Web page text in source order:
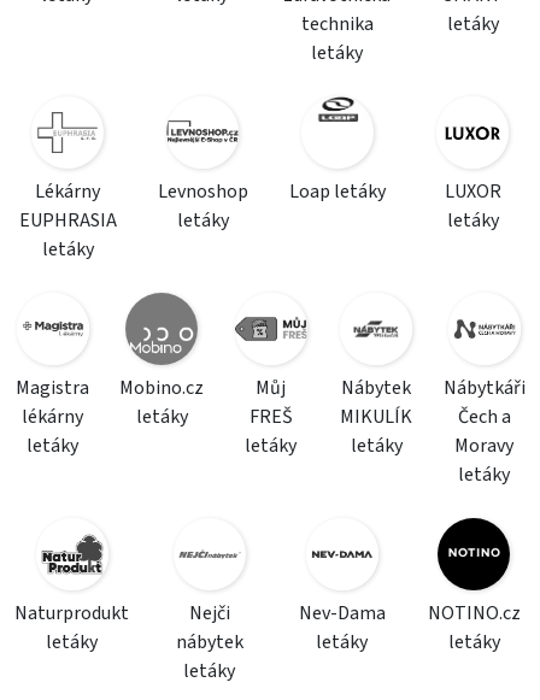
technika
letáky
letáky
Lékárny
EUPHRASIA
letáky
Levnoshop
letáky
Loap letáky
LUXOR
letáky
Magistra
lékárny
letáky
Mobino.cz
letáky
Můj
FREŠ
letáky
Nábytek
MIKULÍK
letáky
Nábytkáři
Čech a
Moravy
letáky
Naturprodukt
letáky
Nejči
nábytek
letáky
Nev-Dama
letáky
NOTINO.cz
letáky